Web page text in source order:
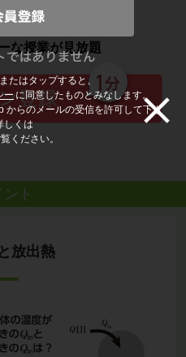
たはタップすると、
ー に同意したものとみなします。
からのメールの受信を許可して下さ
しくは
ください。
人の学び直しまで
な授業が見放題
ト
放出熱